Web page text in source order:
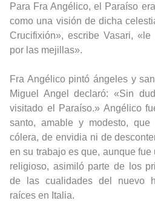
Para Fra Angélico, el Paraíso
como una visión de dicha
Crucifixión», escribe Vasari,
por las mejillas».
Fra Angélico pintó ángeles y
Miguel Angel declaró: «Sin
visitado el Paraíso.» Angélico
santo, amable y modesto,
cólera, de envidia ni de
en su trabajo es que, aunque
religioso, asimiló parte de los
de las cualidades del nuevo
raíces en Italia.